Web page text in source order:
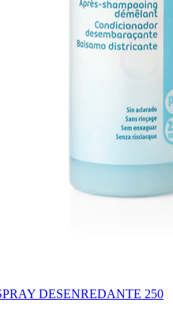
DESENREDANTE 250